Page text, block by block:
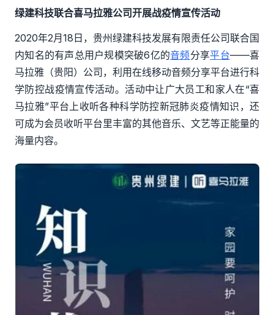
绿建科技联合喜马拉雅公司开展战疫情宣传活动
2020年2月18日，贵州绿建科技发展有限责任公司联合国
内知名的有声总用户规模突破6亿的音频分享平台——喜
马拉雅（贵阳）公司，利用在线移动音频分享平台进行科
学防控战疫情宣传活动。活动中让广大员工和家人在“喜
马拉雅”平台上收听各种科学防控新冠肺炎疫情知识，还
可成为会员收听平台里丰富的其他音乐、文艺等正能量的
海量内容。